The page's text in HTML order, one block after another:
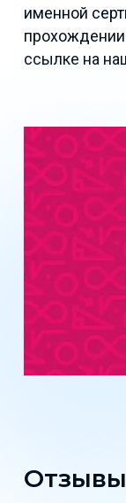
именной
прохождении
ссылке на